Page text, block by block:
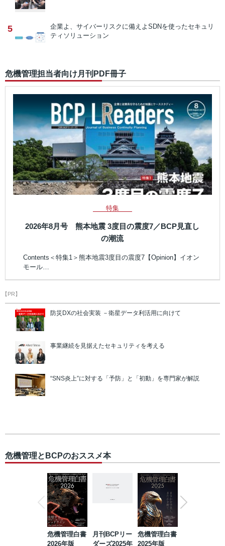
5 企業よ、サイバーリスクに備えよ SDNを使ったセキュリ
ティソリューション
危機管理担当者向け月刊PDF冊子
特集
2026年8月号 熊本地震 3度目の震度7／BCP見直し
の潮流
Contents＜特集1＞熊本地震3度目の震度7【Opinion】イオン
モール…
【PR】
防災DXの社会実装 －衛星データ利活用に向けて
事業継続を見据えたセキュリティを考える
“SNS炎上”に対する「予防」と「初動」を専門家が解説
危機管理とBCPのおススメ本
危機管理白書
2026年版
月刊BCPリー
ダーズ2025年
危機管理白書
2025年版